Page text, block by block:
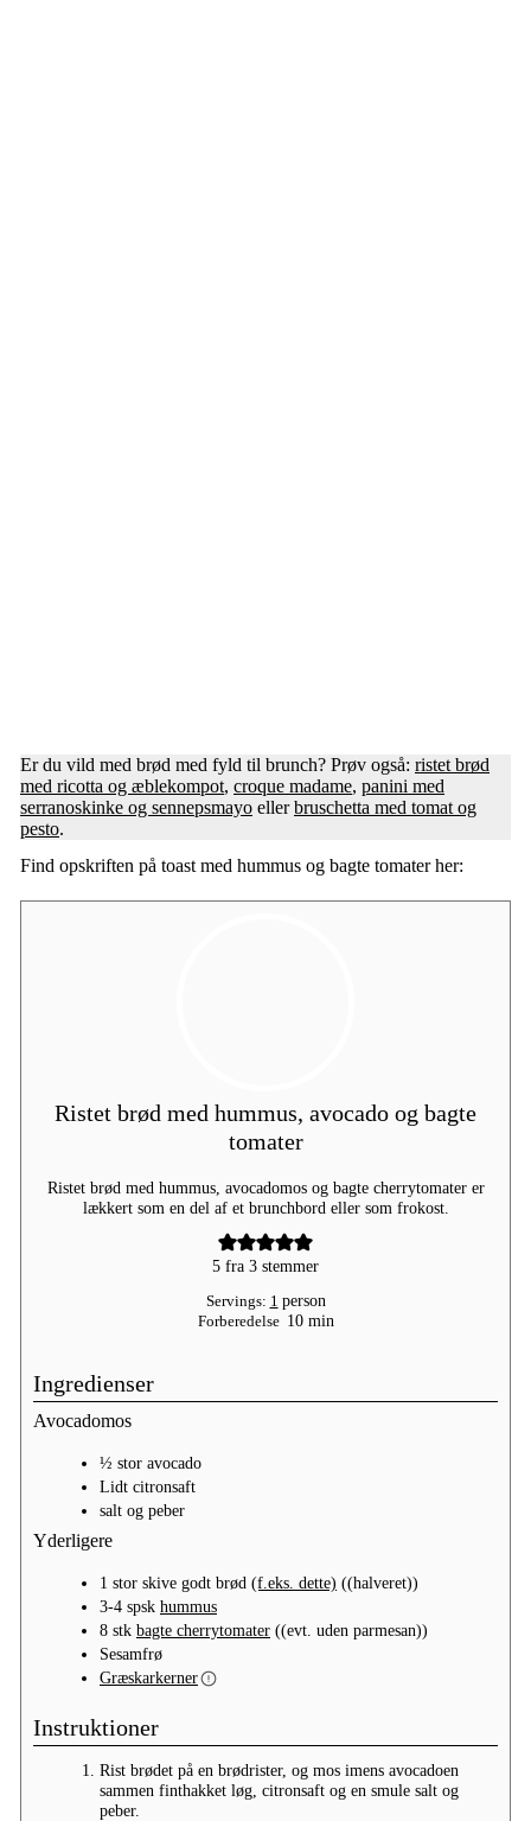
Er du vild med brød med fyld til brunch? Prøv også: ristet brød
med ricotta og æblekompot, croque madame, panini med
serranoskinke og sennepsmayo ellerbruschetta med tomat og
pesto.
Find opskriften på toast med hummus og bagte tomater her:
Ristet brød med hummus, avocado og bagte
tomater
Ristet brød med hummus, avocadomos og bagte cherrytomater er
lækkert som en del af et brunchbord eller som frokost.
5 fra 3 stemmer
Servings: 1 person
Forberedelse 10minutter
min
Ingredienser
Avocadomos
½ stor avocado
Lidt citronsaft
salt og peber
Yderligere
1 stor skive godt brød (f.eks. dette) ((halveret))
3-4 spsk hummus
8 stk bagte cherrytomater ((evt. uden parmesan))
Sesamfrø
Græskarkerner
Instruktioner
Rist brødet på en brødrister, og mos imens avocadoen
sammen finthakket løg, citronsaft og en smule salt og
peber.